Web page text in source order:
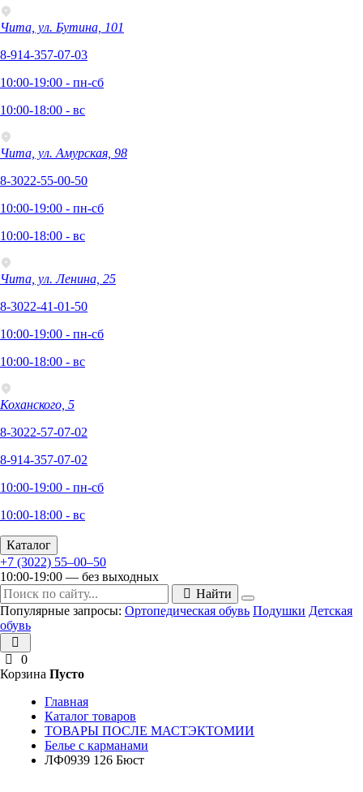
Чита, ул. Бутина, 101
8-914-357-07-03
10:00-19:00 - пн-сб
10:00-18:00 - вс
Чита, ул. Амурская, 98
8-3022-55-00-50
10:00-19:00 - пн-сб
10:00-18:00 - вс
Чита, ул. Ленина, 25
8-3022-41-01-50
10:00-19:00 - пн-сб
10:00-18:00 - вс
Коханского, 5
8-3022-57-07-02
8-914-357-07-02
10:00-19:00 - пн-сб
10:00-18:00 - вс
Каталог
+7 (3022) 55‒00‒50
10:00-19:00 — без выходных
Найти
Популярные запросы: Ортопедическая обувь Подушки Детская
обувь
0
Корзина Пусто
Главная
Каталог товаров
ТОВАРЫ ПОСЛЕ МАСТЭКТОМИИ
Белье с карманами
ЛФ0939 126 Бюст